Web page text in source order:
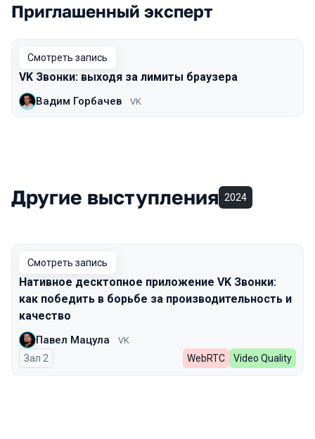
Приглашенный эксперт
Смотреть запись
VK Звонки: выходя за лимиты браузера
Вадим Горбачев VK
Другие выступления 2024
Смотреть запись
Нативное десктопное приложение VK Звонки:
как победить в борьбе за производительность и
качество
Павел Мацула VK
Зал 2 WebRTC Video Quality